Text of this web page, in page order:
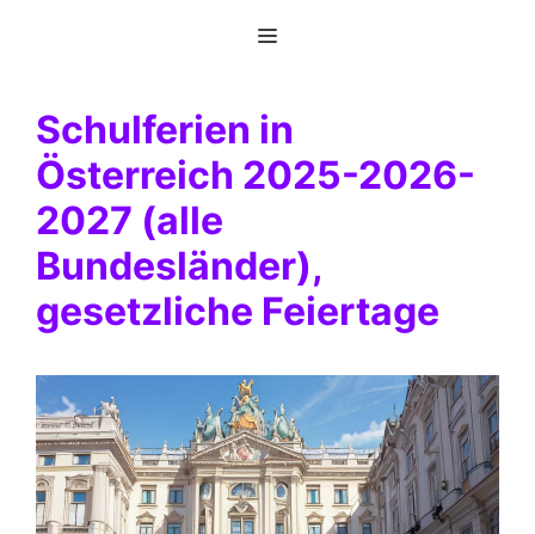
Menü
Schulferien in
Österreich 2025-2026-
2027 (alle
Bundesländer),
gesetzliche Feiertage